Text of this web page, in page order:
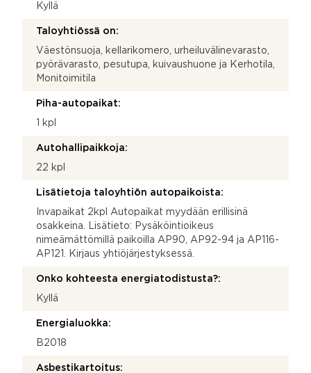
Kyllä
Taloyhtiössä on:
Väestönsuoja, kellarikomero, urheiluvälinevarasto,
pyörävarasto, pesutupa, kuivaushuone ja Kerhotila,
Monitoimitila
Piha-autopaikat:
1 kpl
Autohallipaikkoja:
22 kpl
Lisätietoja taloyhtiön autopaikoista:
Invapaikat 2kpl Autopaikat myydään erillisinä
osakkeina. Lisätieto: Pysäköintioikeus
nimeämättömillä paikoilla AP90, AP92-94 ja AP116-
AP121. Kirjaus yhtiöjärjestyksessä.
Onko kohteesta energiatodistusta?:
Kyllä
Energialuokka:
B2018
Asbestikartoitus: